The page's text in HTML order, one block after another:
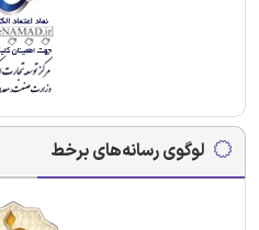
لوگوی رسانه‌های برخط